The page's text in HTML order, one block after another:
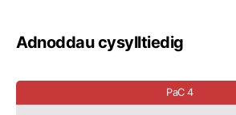
Adnoddau cysylltiedig
PaC 4